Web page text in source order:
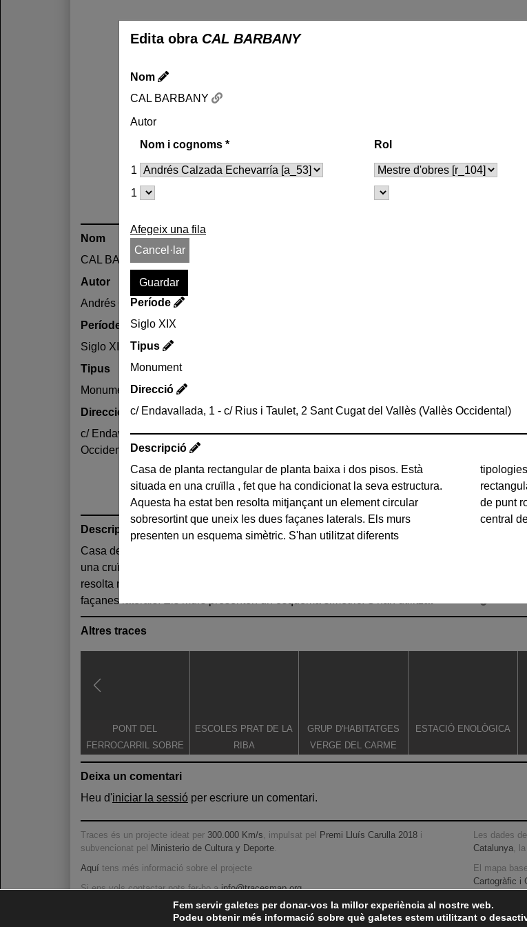
Edita obra CAL BARBANY
Nom
CAL BARBANY
Autor
Nom i cognoms * Rol
1
1
Afegeix una fila
Cancel·lar
Període
Siglo XIX
Tipus
Monument
Direcció
c/ Endavallada, 1 - c/ Rius i Taulet, 2 Sant Cugat del Vallès (Vallès Occidental)
Descripció
Casa de planta rectangular de planta baixa i dos pisos. Està
situada en una cruïlla , fet que ha condicionat la seva estructura.
Aquesta ha estat ben resolta mitjançant un element circular
sobresortint que uneix les dues façanes laterals. Els murs
presenten un esquema simètric. S'han utilitzat diferents
tipologies en la decoració i composició: finestres i balcons
rectangulars coronats per un frontó, balustrada, fris...i finestres
de punt rodó. Un balcó de barana correguda envolta el pis
central
Nom
CAL BARBANY
Autor
Andrés Calzada Echevarría /
Període
Siglo XIX
Tipus
Monument
Direcció
c/ Endavallada, 1 - c/ Rius i Taulet, 2 Sant Cugat del Vallès (Vallès
Occidental)
Descripció
Casa de planta rectangular de planta baixa i dos pisos. Està situada en
una cruïlla , fet que ha condicionat la seva estructura. Aquesta ha estat ben
resolta mitjançant un element circular sobresortint que uneix les dues
façanes laterals. Els murs presenten un esquema simètric. S'han utilitzat
diferents tipologies en la decoració i composició: finestres i balcons
rectangulars coronats per un frontó, balustrada, fris...i finestres de punt
rodó.
Altres traces
PONT DEL
FERROCARRIL SOBRE
L'EBRE
ESCOLES PRAT DE LA
RIBA
GRUP D'HABITATGES
VERGE DEL CARME
ESTACIÓ ENOLÒGICA
Deixa un comentari
Heu d'iniciar la sessió per escriure un comentari.
Traces és un projecte ideat per 300.000 Km/s, impulsat pel Premi Lluís Carulla 2018 i
subvencionat pel Ministerio de Cultura y Deporte.
Aquí tens més informació sobre el projecte
Si ens vols contactar pots fer-ho ainfo@tracesmap.org
Les dades
Catalunya, la
El mapa
Cartogràfic i
Fem servir galetes per donar-vos la millor experiència al nostre web.
Podeu obtenir més informació sobre què galetes estem utilitzant o